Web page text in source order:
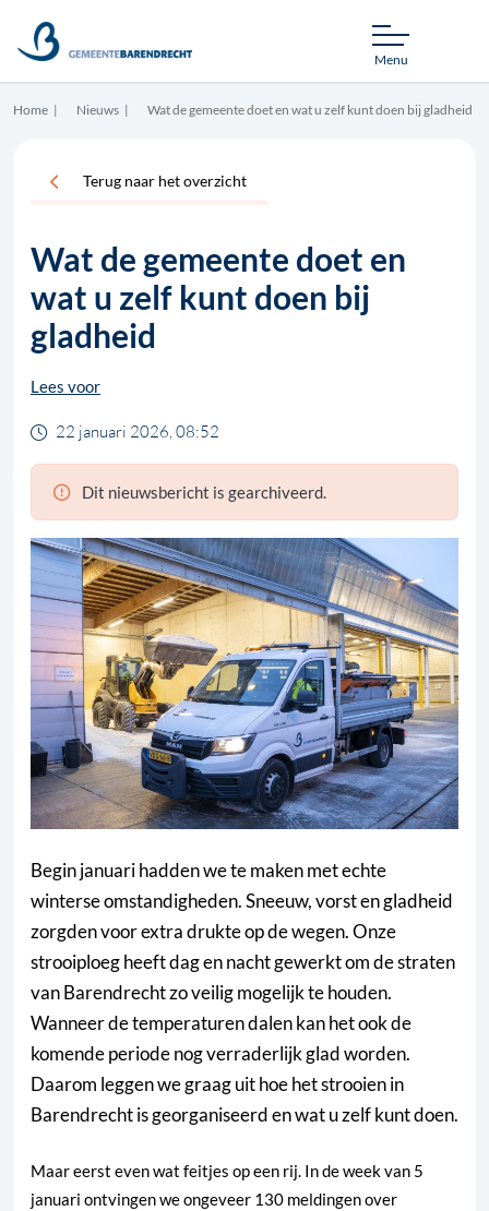
Menu
Home Nieuws Wat de gemeente doet en wat u zelf kunt doen bij gladheid
Terug naar het overzicht
Wat de gemeente doet en
wat u zelf kunt doen bij
gladheid
Lees voor
22 januari 2026, 08:52
Dit nieuwsbericht is gearchiveerd.
Begin januari hadden we te maken met echte
winterse omstandigheden. Sneeuw, vorst en gladheid
zorgden voor extra drukte op de wegen. Onze
strooiploeg heeft dag en nacht gewerkt om de straten
van Barendrecht zo veilig mogelijk te houden.
Wanneer de temperaturen dalen kan het ook de
komende periode nog verraderlijk glad worden.
Daarom leggen we graag uit hoe het strooien in
Barendrecht is georganiseerd en wat u zelf kunt doen.
Maar eerst even wat feitjes op een rij. In de week van 5
januari ontvingen we ongeveer 130 meldingen over